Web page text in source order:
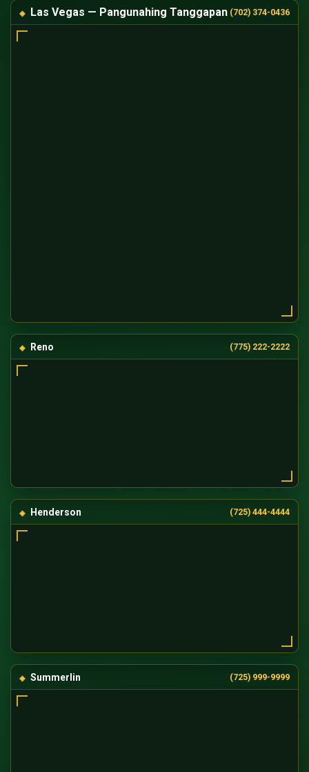
Las Vegas — Pangunahing Tanggapan (702) 374-0436
Reno (775) 222-2222
Henderson (725) 444-4444
Summerlin (725) 999-9999